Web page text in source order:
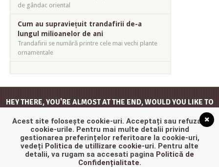
de gândac oriental
Cum au supraviețuit trandafirii de-a
lungul milioanelor de ani
Trandafirii se numără printre cele mai vechi plante
ornamentale
HEY THERE, YOU'RE ALMOST AT THE END, WOULD YOU LIKE TO
Acest site folosește cookie-uri. Acceptați sau refuzați
cookie-urile. Pentru mai multe detalii privind
gestionarea preferințelor referitoare la cookie-uri,
vedeți Politica de utillizare cookie-uri. Pentru alte
detalii, va rugam sa accesati pagina Politică de
Confidențialitate.